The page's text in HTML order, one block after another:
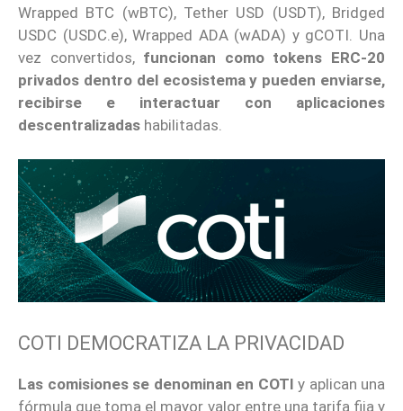
Wrapped BTC (wBTC), Tether USD (USDT), Bridged
USDC (USDC.e), Wrapped ADA (wADA) y gCOTI. Una
vez convertidos, funcionan como tokens ERC-20
privados dentro del ecosistema y pueden enviarse,
recibirse e interactuar con aplicaciones
descentralizadas habilitadas.
COTI DEMOCRATIZA LA PRIVACIDAD
Las comisiones se denominan en COTI y aplican una
fórmula que toma el mayor valor entre una tarifa fija y